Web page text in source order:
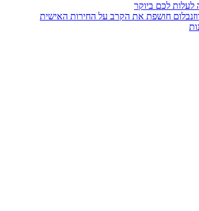
לכם ביוקר
חושפת את הקרב על החירות האישית